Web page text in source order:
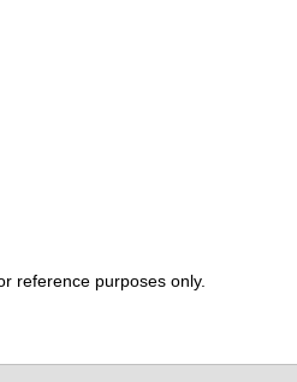
reference purposes only.